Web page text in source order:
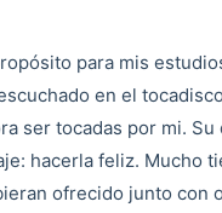
para mis
en el
ser tocadas por mi.
hacerla feliz. Mucho
ofrecido junto con